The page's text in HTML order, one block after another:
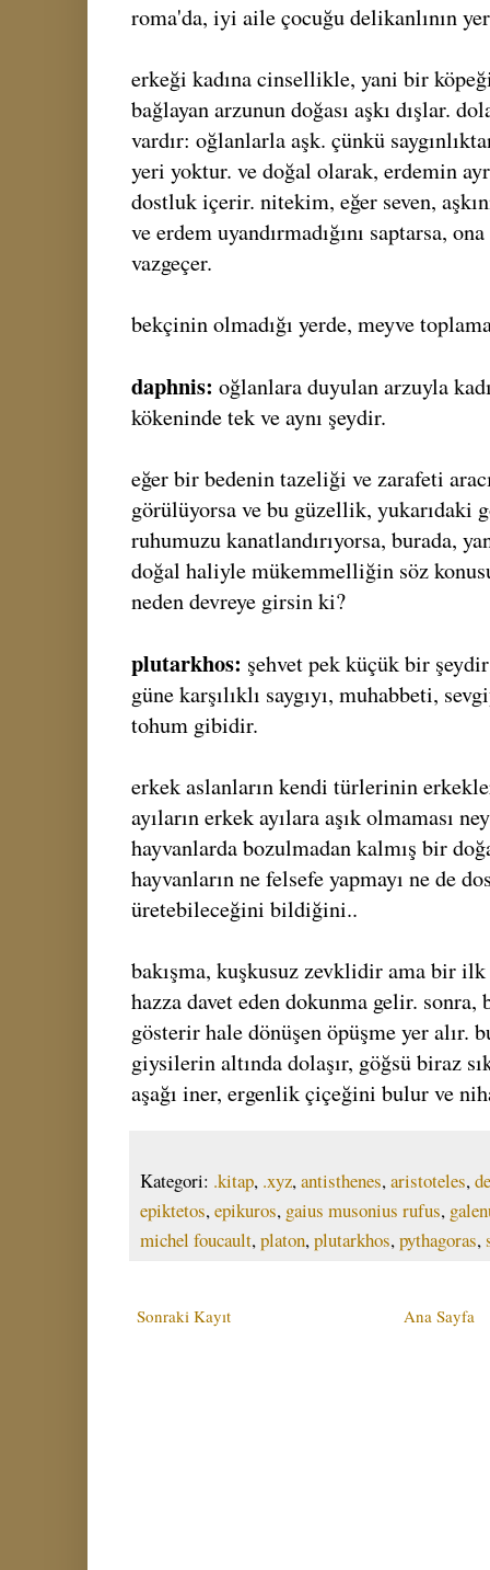
roma'da, iyi aile çocuğu delikanlının
erkeği kadına cinsellikle, yani bir
bağlayan arzunun doğası aşkı dışlar.
vardır: oğlanlarla aşk. çünkü
yeri yoktur. ve doğal olarak, erdemin
dostluk içerir. nitekim, eğer seven,
ve erdem uyandırmadığını saptarsa,
vazgeçer.
bekçinin olmadığı yerde, meyve
daphnis: oğlanlara duyulan arzuyla
kökeninde tek ve aynı şeydir.
eğer bir bedenin tazeliği ve zarafeti
görülüyorsa ve bu güzellik, yukarıdaki
ruhumuzu kanatlandırıyorsa, burada,
doğal haliyle mükemmelliğin söz
neden devreye girsin ki?
plutarkhos: şehvet pek küçük bir
güne karşılıklı saygıyı, muhabbeti,
tohum gibidir.
erkek aslanların kendi türlerinin
ayıların erkek ayılara aşık olmaması
hayvanlarda bozulmadan kalmış bir
hayvanların ne felsefe yapmayı ne de
üretebileceğini bildiğini..
bakışma, kuşkusuz zevklidir ama bir ilk
hazza davet eden dokunma gelir. sonra,
gösterir hale dönüşen öpüşme yer alır.
giysilerin altında dolaşır, göğsü biraz
aşağı iner, ergenlik çiçeğini bulur ve
Kategori: .kitap, .xyz,antisthenes,aristoteles,
epiktetos,epikuros, gaius musonius rufus,
michel foucault,platon,plutarkhos,pythagoras,
Sonraki Kayıt Ana Sayfa